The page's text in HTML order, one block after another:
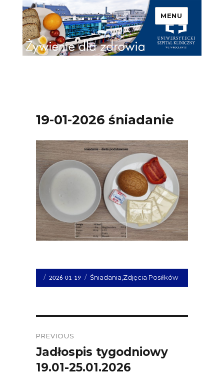
Uniwersytecki Szpital
Kliniczny we Wrocławiu –
Żywienie dla zdrowia
MENU
19-01-2026 śniadanie
Opublikowano
dnia
2026-01-19 Kategorie
Śniadania,Zdjęcia Posiłków
navigation
PREVIOUS
Previous
post:
Jadłospis tygodniowy
19.01-25.01.2026